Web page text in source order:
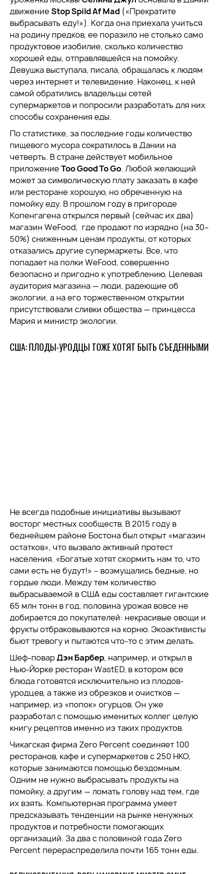
движениеStop Spild Af Mad («Прекратите
выбрасывать еду!»). Когда она приехала учиться
на родину предков, ее поразило не столько само
продуктовое изобилие, сколько количество
хорошей еды, отправлявшейся на помойку.
Девушка выступала, писала, обращалась к людям
через интернет и телевидение. Наконец, к ней
самой обратились владельцы сетей
супермаркетов и попросили разработать для них
способы сохранения еды.
По статистике, за последние годы количество
пищевого мусора сократилось в Дании на
четверть. В стране действует мобильное
приложениеToo Good To Go. Любой желающий
может за символическую плату заказать в кафе
или ресторане хорошую, но обреченную на
помойку еду. В прошлом году в пригороде
Копенгагена открылся первый (сейчас их два)
магазин WeFood, где продают по изрядно (на 30–
50%) сниженным ценам продукты, от которых
отказались другие супермаркеты. Все, что
попадает на полки WeFood, совершенно
безопасно и пригодно к употреблению. Целевая
аудитория магазина — люди, радеющие об
экологии, а на его торжественном открытии
присутствовали сливки общества — принцесса
Мария и министр экологии.
США: ПЛОДЫ-УРОДЦЫ ТОЖЕ ХОТЯТ БЫТЬ СЪЕДЕННЫМИ
Не всегда подобные инициативы вызывают
восторг местных сообществ. В 2015 году в
беднейшем районе Бостона был открыт «магазин
остатков», что вызвало активный протест
населения. «Богатые хотят скормить нам то, что
сами есть не будут!» – возмущались бедные, но
гордые люди. Между тем количество
выбрасываемой в США еды составляет гигантские
65 млн тонн в год, половина урожая вовсе не
добирается до покупателей: некрасивые овощи и
фрукты отбраковываются на корню. Экоактивисты
бьют тревогу и пытаются что-то с этим делать.
Шеф-поварДэн Барбер, например, и открыл в
Нью-Йорке ресторан WastED, в котором все
блюда готовятся исключительно из плодов-
уродцев, а также из обрезков и очистков —
например, из «попок» огурцов. Он уже
разработал с помощью именитых коллег целую
книгу рецептов именно из таких продуктов.
Чикагская фирма Zero Percent соединяет 100
ресторанов, кафе и супермаркетов с 250 НКО,
которые занимаются помощью бездомным.
Одним не нужно выбрасывать продукты на
помойку, а другим — ломать голову над тем, где
их взять. Компьютерная программа умеет
предсказывать тенденции на рынке ненужных
продуктов и потребности помогающих
организаций. За два с половиной года Zero
Percent перераспределила почти 165 тонн еды.